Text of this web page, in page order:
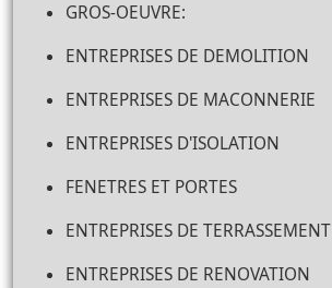
GROS-OEUVRE:
ENTREPRISES DE DEMOLITION
ENTREPRISES DE MACONNERIE
ENTREPRISES D'ISOLATION
FENETRES ET PORTES
ENTREPRISES DE TERRASSEMENT
ENTREPRISES DE RENOVATION